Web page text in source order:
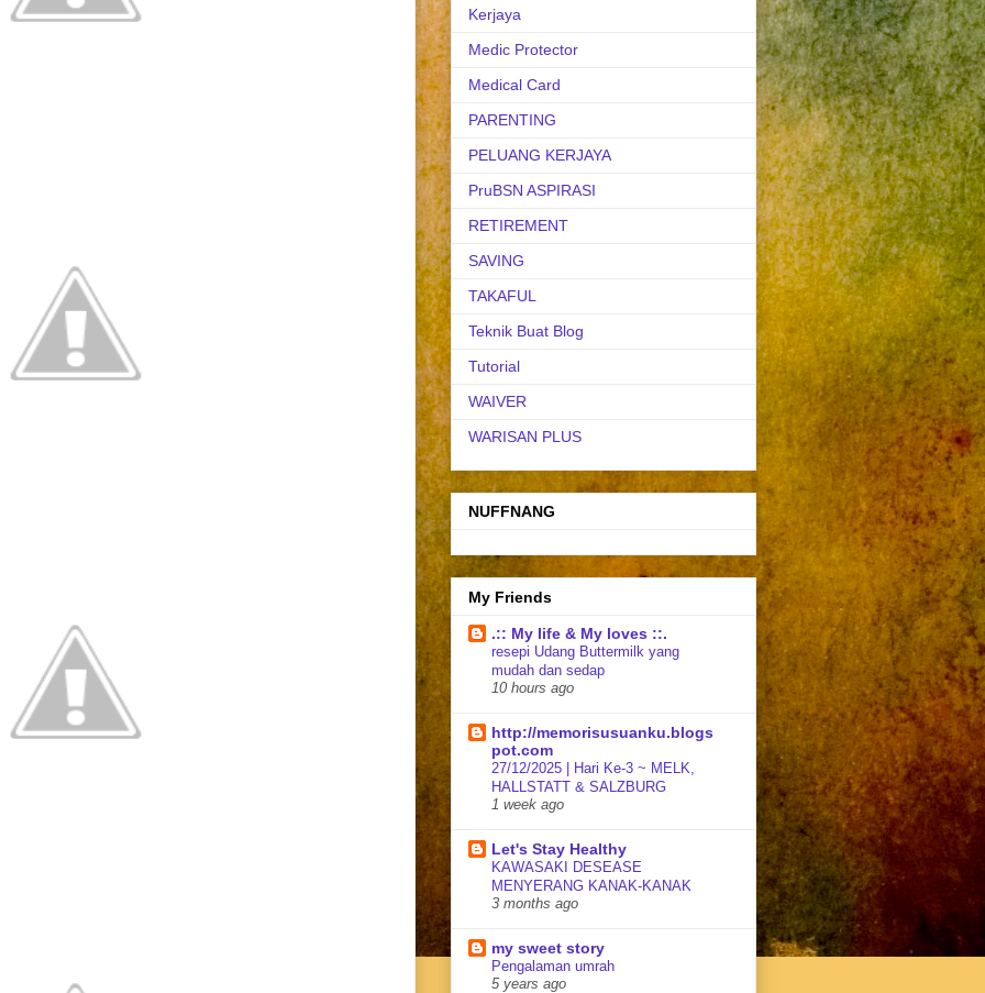
Kerjaya
Medic Protector
Medical Card
PARENTING
PELUANG KERJAYA
PruBSN ASPIRASI
RETIREMENT
SAVING
TAKAFUL
Teknik Buat Blog
Tutorial
WAIVER
WARISAN PLUS
NUFFNANG
My Friends
.:: My life & My loves ::.
resepi Udang Buttermilk yang
mudah dan sedap
10 hours ago
http://memorisusuanku.blogs
pot.com
27/12/2025 | Hari Ke-3 ~ MELK,
HALLSTATT & SALZBURG
1 week ago
Let's Stay Healthy
KAWASAKI DESEASE
MENYERANG KANAK-KANAK
3 months ago
my sweet story
Pengalaman umrah
5 years ago